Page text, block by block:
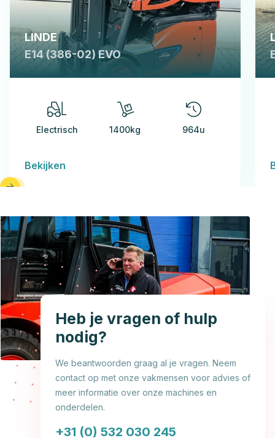
LINDE
E14 (386-02) EVO
Electrisch 1400kg 964u
Bekijken
Heb je vragen of hulp
nodig?
We beantwoorden graag al je vragen. Neem
contact op met onze vakmensen voor advies of
meer informatie over onze machines en
onderdelen.
+31 (0) 532 030 245